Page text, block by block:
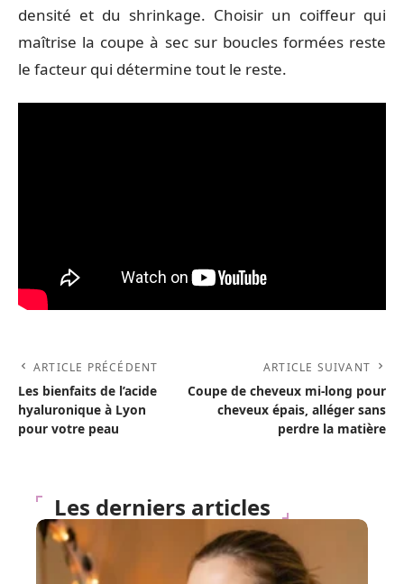
densité et du shrinkage. Choisir un coiffeur qui
maîtrise la coupe à sec sur boucles formées reste
le facteur qui détermine tout le reste.
ARTICLE PRÉCÉDENT
Les bienfaits de l’acide
hyaluronique à Lyon
pour votre peau
ARTICLE SUIVANT
Coupe de cheveux mi-long pour
cheveux épais, alléger sans
perdre la matière
Les derniers articles